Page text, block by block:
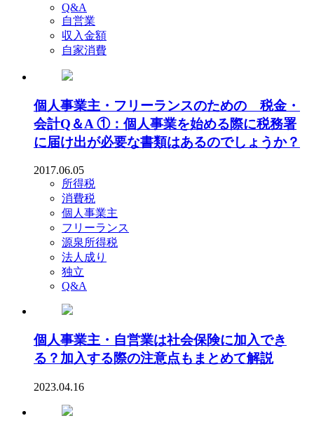
Q&A
自営業
収入金額
自家消費
個人事業主・フリーランスのための 税金・
会計Q＆A ①：個人事業を始める際に税務署
に届け出が必要な書類はあるのでしょうか？
2017.06.05
所得税
消費税
個人事業主
フリーランス
源泉所得税
法人成り
独立
Q&A
個人事業主・自営業は社会保険に加入でき
る？加入する際の注意点もまとめて解説
2023.04.16